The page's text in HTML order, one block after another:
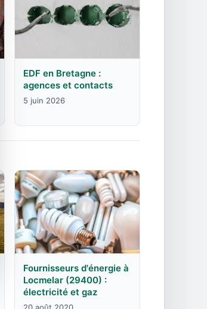
EDF en Bretagne :
agences et contacts
5 juin 2026
Fournisseurs d'énergie à
Locmelar (29400) :
électricité et gaz